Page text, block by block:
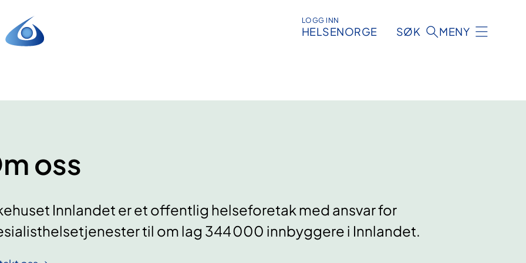
LOGG INN
HELSENORGE SØK MENY
oss
Innlandet er et offentlig helseforetak med ansvar for
til om lag 344 000 innbyggere i Innlandet.